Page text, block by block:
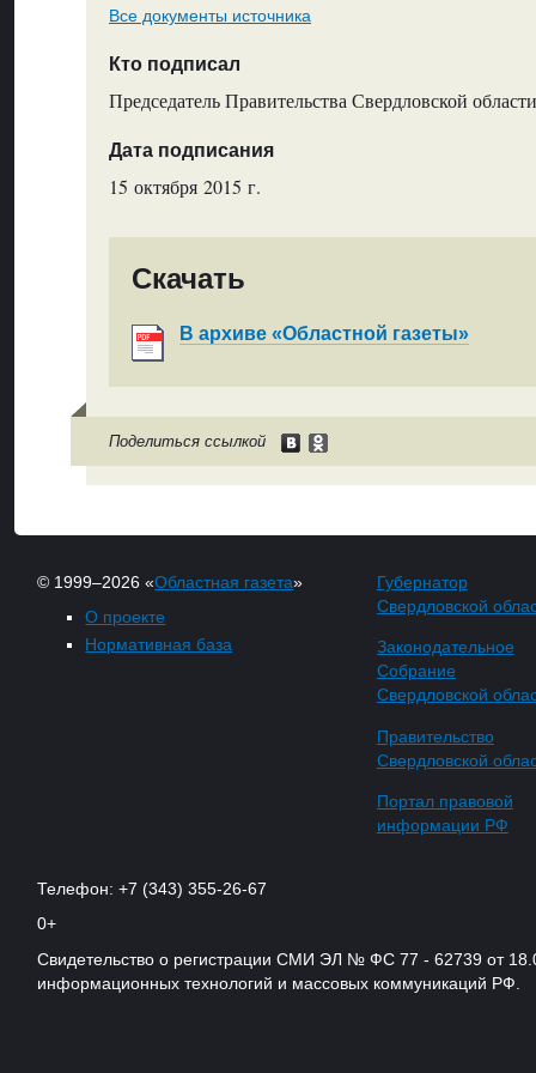
Все документы источника
Кто подписал
Председатель Правительства Свердловской
Дата подписания
15 октября 2015 г.
Скачать
В архиве «Областной газеты»
Поделиться ссылкой
© 1999–2026 «Областная газета»
О проекте
Нормативная база
Губернатор
Свердловской
Законодательное
Собрание
Свердловской
Правительство
Свердловской
Портал правовой
информации РФ
Телефон: +7 (343) 355-26-67
0+
Свидетельство о регистрации СМИ ЭЛ № ФС 77 - 62739 от
информационных технологий и массовых коммуникаций РФ.